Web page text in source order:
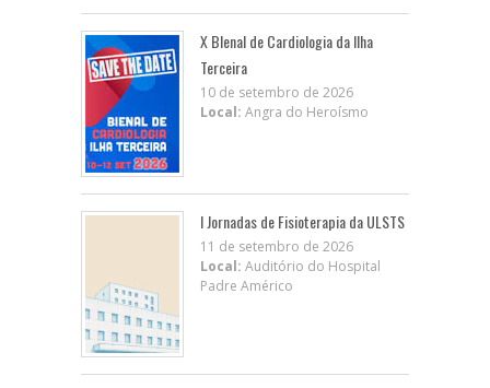
X BIenal de Cardiologia da Ilha
Terceira
10 de setembro de 2026
Local: Angra do Heroísmo
I Jornadas de Fisioterapia da ULSTS
11 de setembro de 2026
Local: Auditório do Hospital
Padre Américo